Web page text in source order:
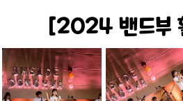
[2024 밴드부